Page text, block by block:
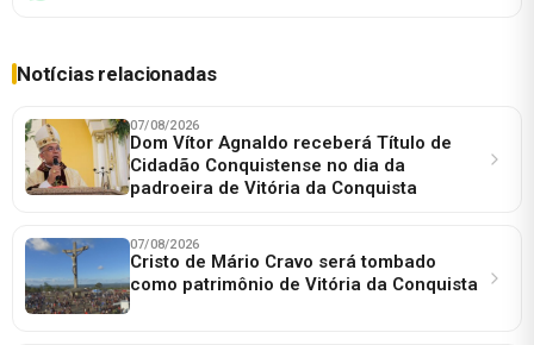
Notícias relacionadas
07/08/2026
Dom Vítor Agnaldo receberá Título de
Cidadão Conquistense no dia da
padroeira de Vitória da Conquista
07/08/2026
Cristo de Mário Cravo será tombado
como patrimônio de Vitória da Conquista